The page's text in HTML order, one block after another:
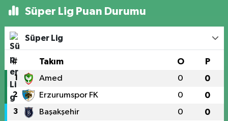
Süper Lig Puan Durumu
Süper Lig
# Takım O P
1 Amed 0 0
2 Erzurumspor FK 0 0
3 Başakşehir 0 0